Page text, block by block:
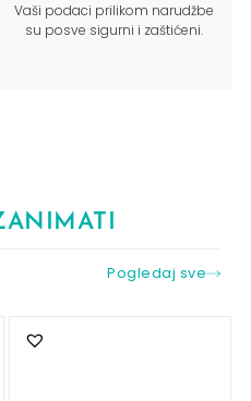
Vaši podaci prilikom narudžbe
su posve sigurni i zaštićeni.
Pogledaj sve